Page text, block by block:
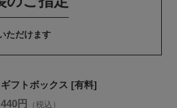
ただけます
ギフトボックス [有料]
440円 （税込）